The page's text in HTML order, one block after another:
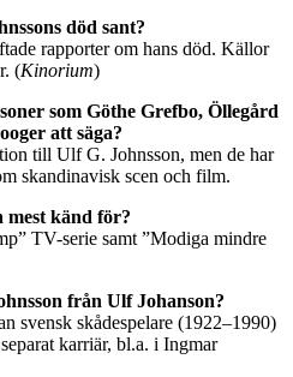
död sant?
rapporter om hans död. Källor
(Kinorium)
som Göthe Grefbo, Öllegård
att säga?
till Ulf G. Johnsson, men de har
skandinavisk scen och film.
mest känd för?
TV-serie samt ”Modiga mindre
från Ulf Johanson?
svensk skådespelare (1922–1990)
karriär, bl.a. i Ingmar